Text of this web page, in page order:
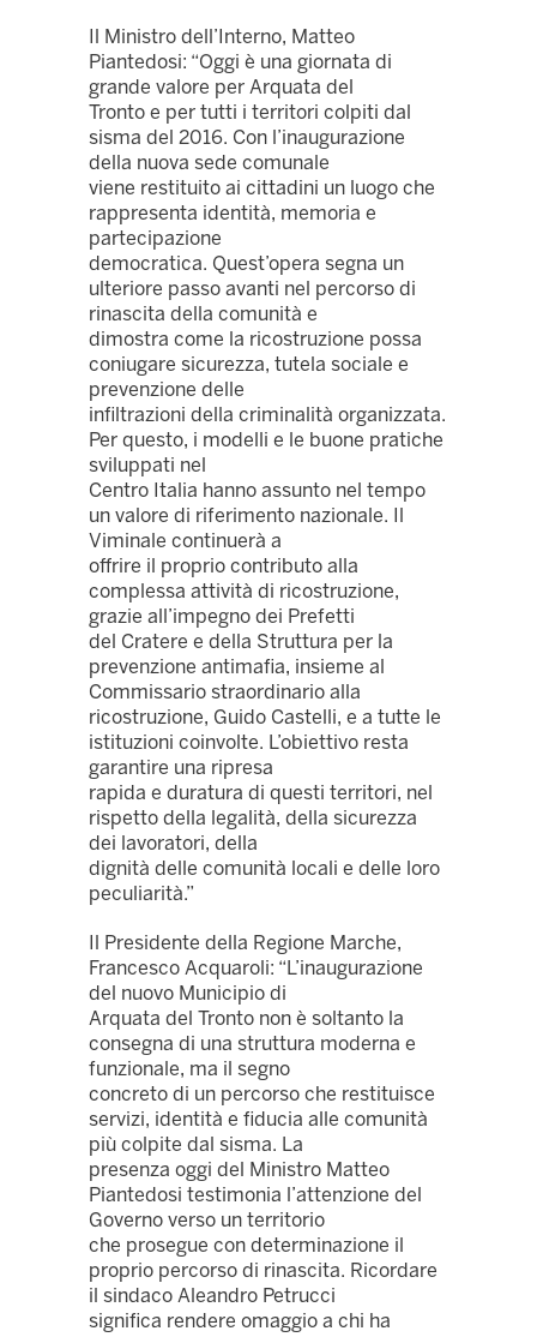
Il Ministro dell’Interno, Matteo
Piantedosi: “Oggi è una giornata di
grande valore per Arquata del
Tronto e per tutti i territori colpiti dal
sisma del 2016. Con l’inaugurazione
della nuova sede comunale
viene restituito ai cittadini un luogo che
rappresenta identità, memoria e
partecipazione
democratica. Quest’opera segna un
ulteriore passo avanti nel percorso di
rinascita della comunità e
dimostra come la ricostruzione possa
coniugare sicurezza, tutela sociale e
prevenzione delle
infiltrazioni della criminalità organizzata.
Per questo, i modelli e le buone pratiche
sviluppati nel
Centro Italia hanno assunto nel tempo
un valore di riferimento nazionale. Il
Viminale continuerà a
offrire il proprio contributo alla
complessa attività di ricostruzione,
grazie all’impegno dei Prefetti
del Cratere e della Struttura per la
prevenzione antimafia, insieme al
Commissario straordinario alla
ricostruzione, Guido Castelli, e a tutte le
istituzioni coinvolte. L’obiettivo resta
garantire una ripresa
rapida e duratura di questi territori, nel
rispetto della legalità, della sicurezza
dei lavoratori, della
dignità delle comunità locali e delle loro
peculiarità.”
Il Presidente della Regione Marche,
Francesco Acquaroli: “L’inaugurazione
del nuovo Municipio di
Arquata del Tronto non è soltanto la
consegna di una struttura moderna e
funzionale, ma il segno
concreto di un percorso che restituisce
servizi, identità e fiducia alle comunità
più colpite dal sisma. La
presenza oggi del Ministro Matteo
Piantedosi testimonia l’attenzione del
Governo verso un territorio
che prosegue con determinazione il
proprio percorso di rinascita. Ricordare
il sindaco Aleandro Petrucci
significa rendere omaggio a chi ha